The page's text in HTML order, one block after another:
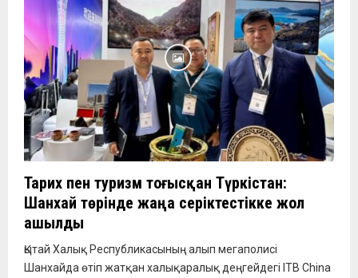
Тарих пен туризм тоғысқан Түркістан:
Шанхай төрінде жаңа серіктестікке жол
ашылды
Қытай Халық Республикасының алып мегаполисі
Шанхайда өтіп жатқан халықаралық деңгейдегі ITB China